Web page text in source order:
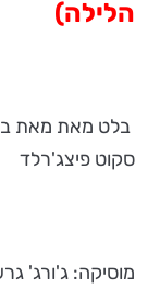
הלילה)
בלט מאת מאת
סקוט פיצג'רלד
מוסיקה: ג'ורג'